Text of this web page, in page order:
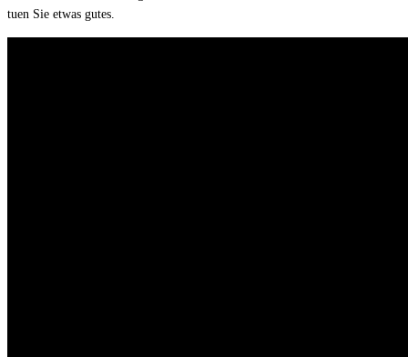
tuen Sie etwas gutes.